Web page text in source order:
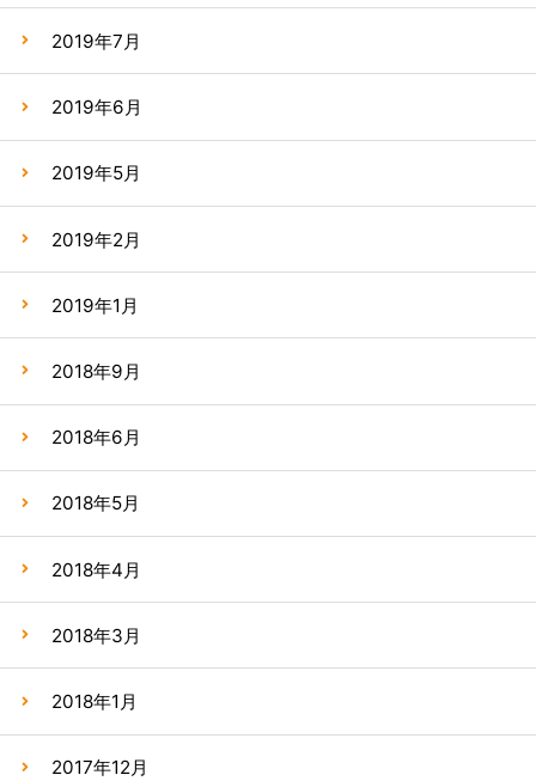
2019年7月
2019年6月
2019年5月
2019年2月
2019年1月
2018年9月
2018年6月
2018年5月
2018年4月
2018年3月
2018年1月
2017年12月